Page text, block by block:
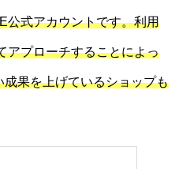
公式アカウントです。利用
アプローチすることによっ
果を上げているショップも